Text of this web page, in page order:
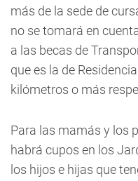
más de la sede de
no se tomará en
a las becas de
que es la de
kilómetros o más
Para las mamás y los
habrá cupos en los
los hijos e hijas que